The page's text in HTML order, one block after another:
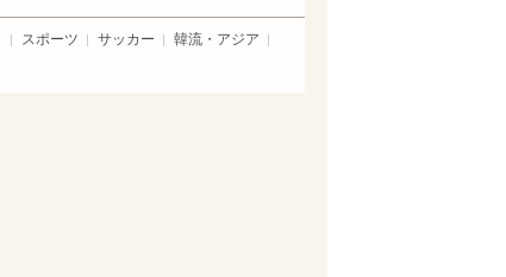
スポーツ サッカー
韓流・アジア